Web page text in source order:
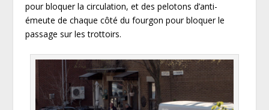
pour bloquer la circulation, et des pelotons d’anti-
émeute de chaque côté du fourgon pour bloquer le
passage sur les trottoirs.